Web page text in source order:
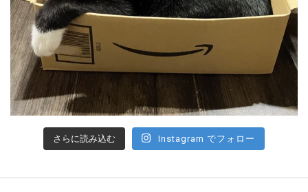
さらに読み込む Instagram でフォロー